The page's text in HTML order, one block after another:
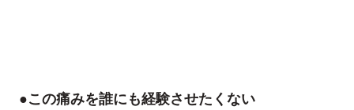
●この痛みを誰にも経験させたくない